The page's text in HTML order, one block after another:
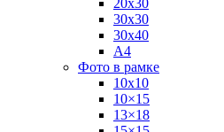
30х30
30х40
А4
Фото в рамке
10х10
10×15
13×18